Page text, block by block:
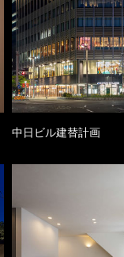
中日ビル建替計画